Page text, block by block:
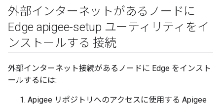
外部インターネットがあるノードに
Edge apigee-setup ユーティリティをイ
ンストールする 接続
外部インターネット接続があるノードに Edge をインスト
ールするには:
Apigee リポジトリへのアクセスに使用する Apigee